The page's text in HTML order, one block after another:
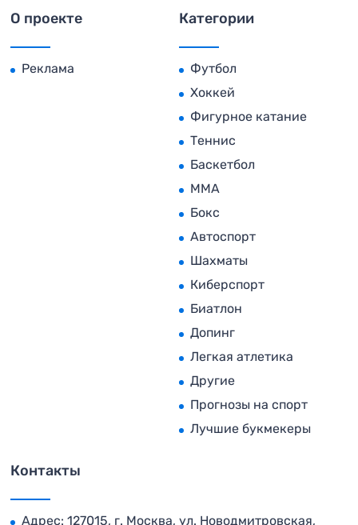
О проекте
Реклама
Категории
Футбол
Хоккей
Фигурное катание
Теннис
Баскетбол
MMA
Бокс
Автоспорт
Шахматы
Киберспорт
Биатлон
Допинг
Легкая атлетика
Другие
Прогнозы на спорт
Лучшие букмекеры
Контакты
Адрес: 127015, г. Москва, ул. Новодмитровская,